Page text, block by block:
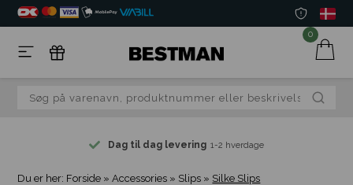
0
Dag til dag levering 1-2 hverdage
Du er her: Forside »Accessories » Slips » Silke Slips